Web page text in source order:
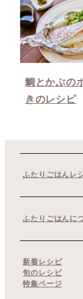
鯛とかぶの
きのレシピ
ふたりごはんレ
ふたりごはんに
新着レシピ
旬のレシピ
特集ページ